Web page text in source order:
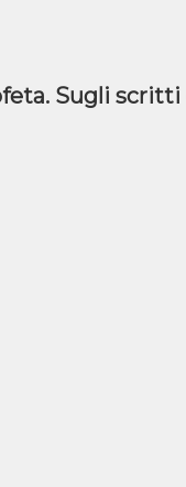
Sugli